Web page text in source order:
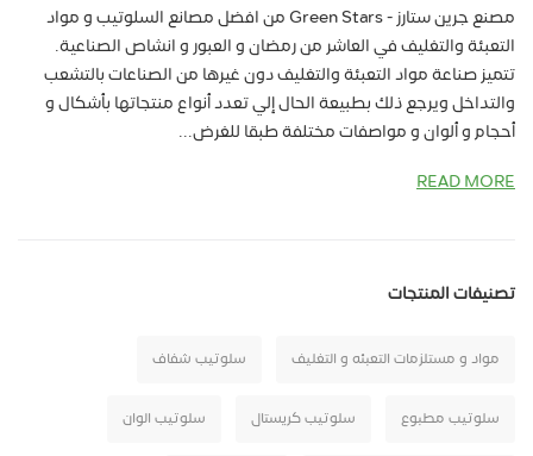
مصنع جرين ستارز - Green Stars من افضل مصانع السلوتيب و مواد
التعبئة والتغليف في العاشر من رمضان و العبور و انشاص الصناعية.
تتميز صناعة مواد التعبئة والتغليف دون غيرها من الصناعات بالتشعب
والتداخل ويرجع ذلك بطبيعة الحال إلي تعدد أنواع منتجاتها بأشكال و
أحجام و ألوان و مواصفات مختلفة طبقا للغرض...
READ MORE
تصنيفات المنتجات
مواد و مستلزمات التعبئه و التغليف سلوتيب شفاف
سلوتيب مطبوع سلوتيب كريستال سلوتيب الوان